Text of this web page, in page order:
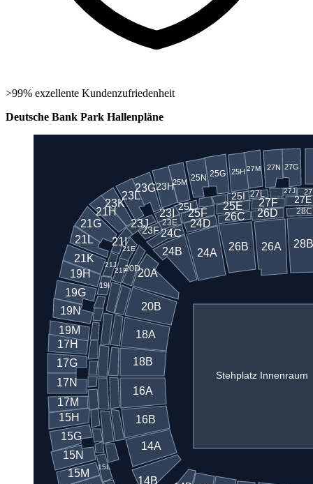
>99% exzellente Kundenzufriedenheit
Deutsche Bank Park Hallenpläne